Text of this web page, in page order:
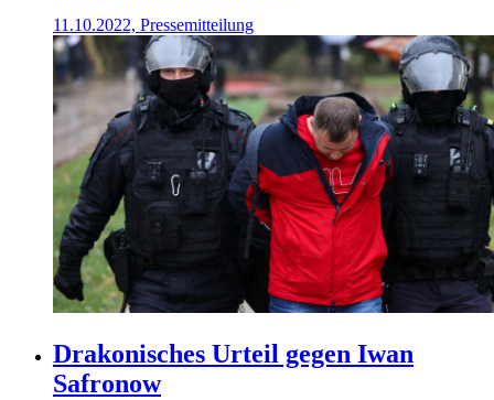
11.10.2022, Pressemitteilung
Drakonisches Urteil gegen Iwan
Safronow